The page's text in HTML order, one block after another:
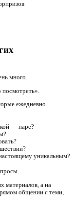
много.
ежедневно
— паре?
уникальным?
материалов, а на
общении с теми,